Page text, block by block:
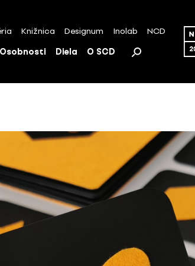
Knižnica Designum Inolab NCD
Osobnosti Diela O SCD